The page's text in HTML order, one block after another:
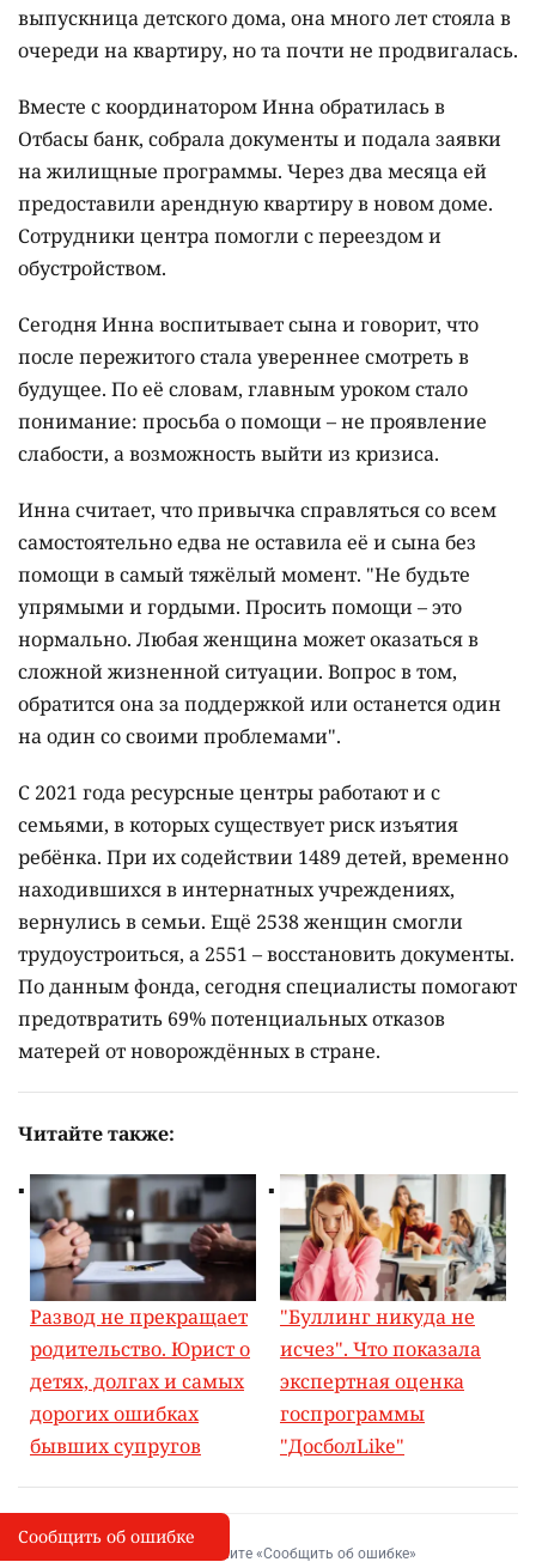
выпускница детского дома, она много лет стояла в
очереди на квартиру, но та почти не продвигалась.
Вместе с координатором Инна обратилась в
Отбасы банк, собрала документы и подала заявки
на жилищные программы. Через два месяца ей
предоставили арендную квартиру в новом доме.
Сотрудники центра помогли с переездом и
обустройством.
Сегодня Инна воспитывает сына и говорит, что
после пережитого стала увереннее смотреть в
будущее. По её словам, главным уроком стало
понимание: просьба о помощи – не проявление
слабости, а возможность выйти из кризиса.
Инна считает, что привычка справляться со всем
самостоятельно едва не оставила её и сына без
помощи в самый тяжёлый момент. "Не будьте
упрямыми и гордыми. Просить помощи – это
нормально. Любая женщина может оказаться в
сложной жизненной ситуации. Вопрос в том,
обратится она за поддержкой или останется один
на один со своими проблемами".
С 2021 года ресурсные центры работают и с
семьями, в которых существует риск изъятия
ребёнка. При их содействии 1489 детей, временно
находившихся в интернатных учреждениях,
вернулись в семьи. Ещё 2538 женщин смогли
трудоустроиться, а 2551 – восстановить документы.
По данным фонда, сегодня специалисты помогают
предотвратить 69% потенциальных отказов
матерей от новорождённых в стране.
Читайте также:
Развод не прекращает
родительство. Юрист о
детях, долгах и самых
дорогих ошибках
бывших супругов
"Буллинг никуда не
исчез". Что показала
экспертная оценка
госпрограммы
"ДосболLike"
I
Сообщить об опечатке
Выделите фрагмент и нажмите «Сообщить об ошибке»
Сообщить об ошибке